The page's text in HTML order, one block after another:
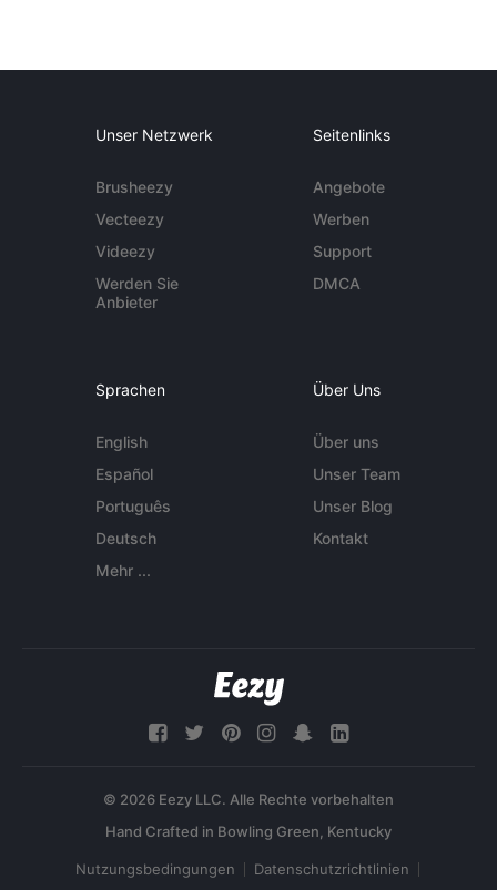
Unser Netzwerk
Brusheezy
Vecteezy
Videezy
Werden Sie
Anbieter
Seitenlinks
Angebote
Werben
Support
DMCA
Sprachen
English
Español
Português
Deutsch
Mehr ...
Über Uns
Über uns
Unser Team
Unser Blog
Kontakt
© 2026 Eezy LLC. Alle Rechte vorbehalten
Nutzungsbedingungen Datenschutzrichtlinien